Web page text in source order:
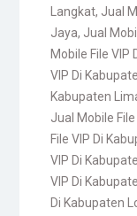
Langkat, Jual
Jaya, Jual
Mobile File VIP
VIP Di
Kabupaten
Jual Mobile
File VIP Di
VIP Di
VIP Di
Di Kabupaten